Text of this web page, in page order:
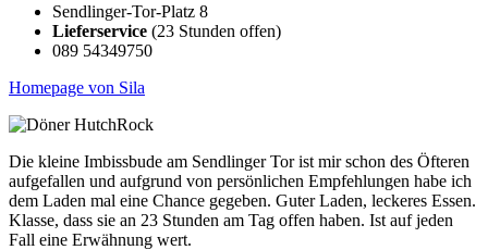
Sendlinger-Tor-Platz 8
Lieferservice (23 Stunden offen)
089 54349750
Homepage von Sila
Die kleine Imbissbude am Sendlinger Tor ist mir schon des Öfteren
aufgefallen und aufgrund von persönlichen Empfehlungen habe ich
dem Laden mal eine Chance gegeben. Guter Laden, leckeres Essen.
Klasse, dass sie an 23 Stunden am Tag offen haben. Ist auf jeden
Fall eine Erwähnung wert.